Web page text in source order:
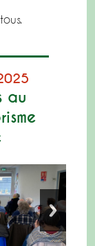
au